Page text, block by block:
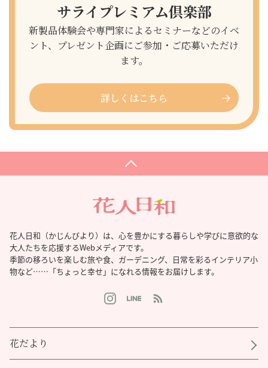
サライプレミアム倶楽部
新製品体験会や専門家によるセミナーなどのイベ
ント、プレゼント企画にご参加・ご応募いただけ
ます。
詳しくはこちら
花人日和（かじんびより）は、心を豊かにする暮らしや学びに意欲的な
大人たちを応援するWebメディアです。
季節の移ろいを楽しむ旅や食、ガーデニング、日常を彩るインテリア小
物など……「ちょっと幸せ」になれる情報をお届けします。
花だより